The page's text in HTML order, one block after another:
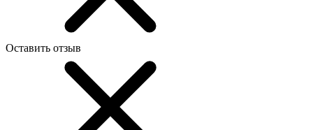
Оставить отзыв